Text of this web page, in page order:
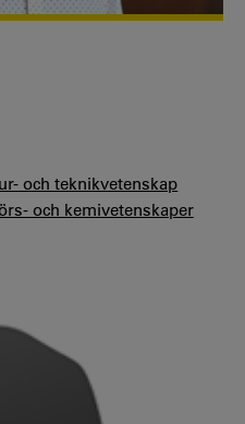
och teknikvetenskap
och kemivetenskaper